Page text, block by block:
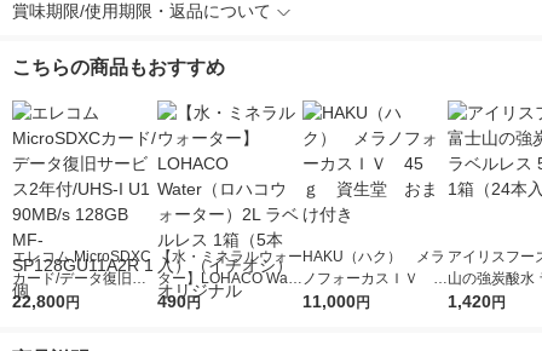
賞味期限/使用期限・返品について
こちらの商品もおすすめ
エレコム MicroSDXC
カード/データ復旧サ
ービス2年付/UHS-I U
22,800円
【水・ミネラルウォー
ター】LOHACO Wate
r（ロハコウォータ
490円
HAKU（ハク） メラ
ノフォーカスＩＶ 4
5ｇ 資生堂 おまけ
11,000円
アイリスフー
山の強炭酸水
レス 500ml 1
1,420円